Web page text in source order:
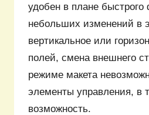
удобен в плане
небольших изменений в
вертикальное или
полей, смена внешнего
режиме макета
элементы управления, в
возможность.